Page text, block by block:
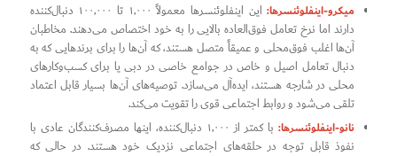
میکرو-اینفلوئنسرها:
این اینفلوئنسرها معمولاً ۱,۰۰۰ تا ۱۰۰,۰۰۰ دنبال‌کننده
دارند اما نرخ تعامل فوق‌العاده بالایی را به خود اختصاص می‌دهند. مخاطبان
آن‌ها اغلب فوق‌محلی و عمیقاً متصل هستند، که آن‌ها را برای برندهایی که به
دنبال تعامل اصیل و خاص در جوامع خاصی در دبی یا برای کسب‌وکارهای
محلی در شارجه هستند، ایده‌آل می‌سازد. توصیه‌های آن‌ها بسیار قابل اعتماد
تلقی می‌شود و روابط اجتماعی قوی را تقویت می‌کند.
نانو-اینفلوئنسرها:
با کمتر از ۱,۰۰۰ دنبال‌کننده، اینها مصرف‌کنندگان عادی با
نفوذ قابل توجه در حلقه‌های اجتماعی نزدیک خود هستند. در حالی که